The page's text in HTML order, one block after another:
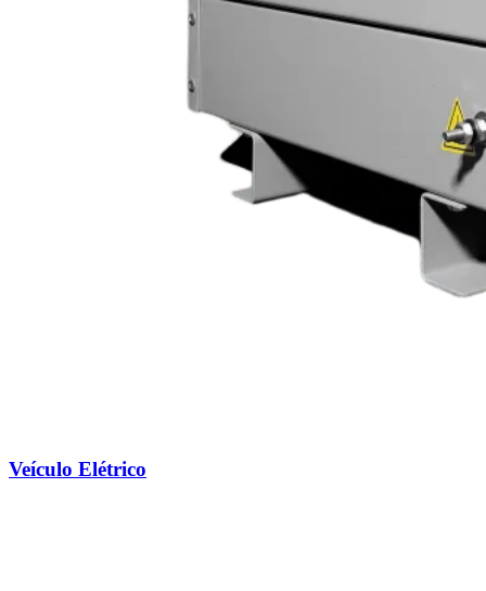
Veículo Elétrico